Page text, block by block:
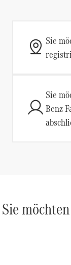
Sie
Sie
Benz
Sie